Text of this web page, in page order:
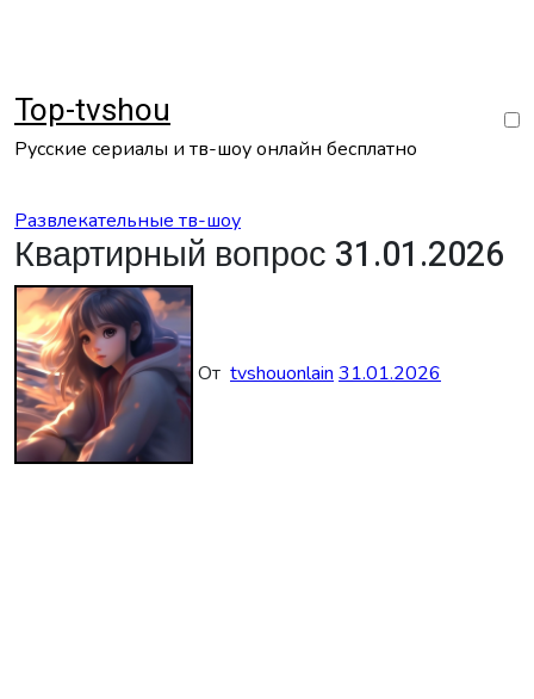
Top-tvshou
Русские сериалы и тв-шоу онлайн бесплатно
Развлекательные тв-шоу
Квартирный вопрос 31.01.2026
От tvshouonlain 31.01.2026